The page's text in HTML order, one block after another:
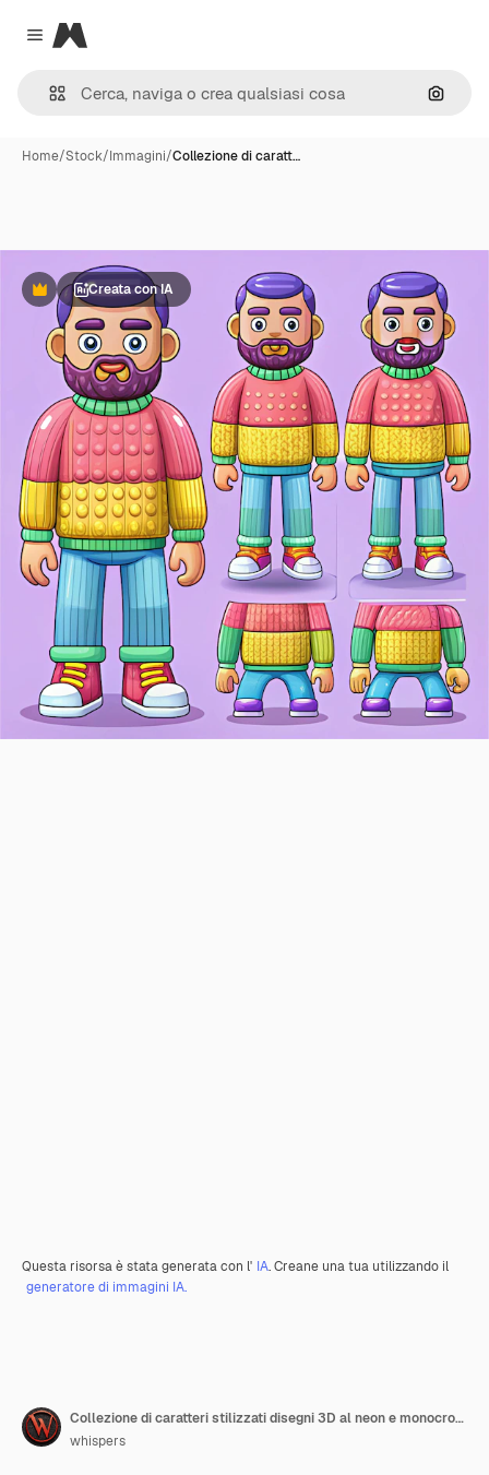
Close menu
Magnific
Cerca
Home/Stock/Immagini/Collezione di caratt…
PremiumCreata con IA
Questa risorsa è stata generata con l' IA. Creane una tua utilizzando il
generatore di immagini IA.
Collezione di caratteri stilizzati disegni 3D al neon e monocromatici
whispers